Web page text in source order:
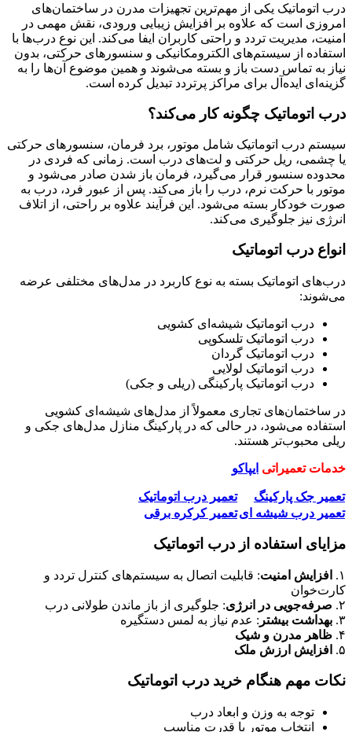
درب اتوماتیک یکی از مهم‌ترین تجهیزات مدرن در ساختمان‌های
امروزی است که علاوه بر افزایش زیبایی ورودی، نقش مهمی در
امنیت، مدیریت تردد و راحتی کاربران ایفا می‌کند. این نوع درب‌ها با
استفاده از سیستم‌های الکترومکانیکی و سنسورهای حرکتی، بدون
نیاز به تماس دست باز و بسته می‌شوند و همین موضوع آن‌ها را به
گزینه‌ای ایده‌آل برای مراکز پرتردد تبدیل کرده است.
درب اتوماتیک چگونه کار می‌کند؟
سیستم درب اتوماتیک شامل موتور، برد فرمان، سنسورهای حرکتی
یا چشمی، ریل حرکتی و لت‌های درب است. زمانی که فردی در
محدوده سنسور قرار می‌گیرد، فرمان باز شدن صادر می‌شود و
موتور با حرکت نرم، درب را باز می‌کند. پس از عبور فرد، درب به
صورت خودکار بسته می‌شود. این فرآیند علاوه بر راحتی، از اتلاف
انرژی نیز جلوگیری می‌کند.
انواع درب اتوماتیک
درب‌های اتوماتیک بسته به نوع کاربرد در مدل‌های مختلفی عرضه
می‌شوند:
درب اتوماتیک شیشه‌ای کشویی
درب اتوماتیک تلسکوپی
درب اتوماتیک گردان
درب اتوماتیک لولایی
درب اتوماتیک پارکینگی (ریلی و جکی)
در ساختمان‌های تجاری معمولاً از مدل‌های شیشه‌ای کشویی
استفاده می‌شود، در حالی که در پارکینگ منازل مدل‌های جکی و
ریلی محبوب‌تر هستند.
خدمات تعمیراتی ایپاکو
تعمیر جک پارکینگ
تعمیر درب اتوماتیک
تعمیر درب شیشه ایتعمیر کرکره برقی
مزایای استفاده از درب اتوماتیک
۱. افزایش امنیت: قابلیت اتصال به سیستم‌های کنترل تردد و
کارت‌خوان
۲. صرفه‌جویی در انرژی: جلوگیری از باز ماندن طولانی درب
۳. بهداشت بیشتر : عدم نیاز به لمس دستگیره
۴. ظاهر مدرن و شیک
۵.
افزایش ارزش ملک
نکات مهم هنگام خرید درب اتوماتیک
توجه به وزن و ابعاد درب
انتخاب موتور با قدرت مناسب